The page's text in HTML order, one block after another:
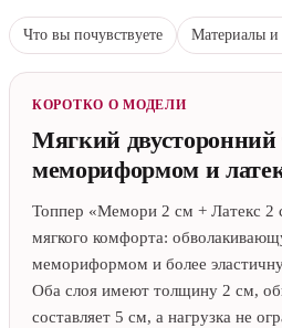
Что вы почувствуете Материалы и
КОРОТКО О МОДЕЛИ
Мягкий двусторонний
мемориформом и
Топпер «Мемори 2 см + Латекс 2
мягкого комфорта:
мемориформом и более
Оба слоя имеют толщину 2 см,
составляет 5 см, а нагрузка не